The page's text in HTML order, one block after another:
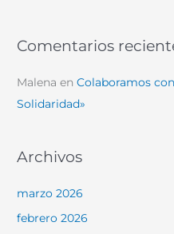
Comentarios
Malena enColaboramos
Solidaridad»
Archivos
marzo 2026
febrero 2026